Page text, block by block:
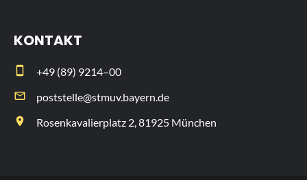
KONTAKT
smartphone +49 (89) 9214–00
email poststelle@stmuv.bayern.de
place Rosenkavalierplatz 2, 81925 München